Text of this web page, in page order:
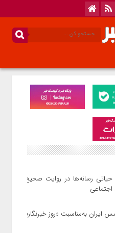
رسانه‌ها در روایت صحیح
به‌مناسبت «روز خبرنگار»